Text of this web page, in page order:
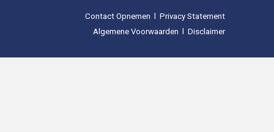
Contact Opnemen
Privacy Statement
Algemene Voorwaarden
Disclaimer